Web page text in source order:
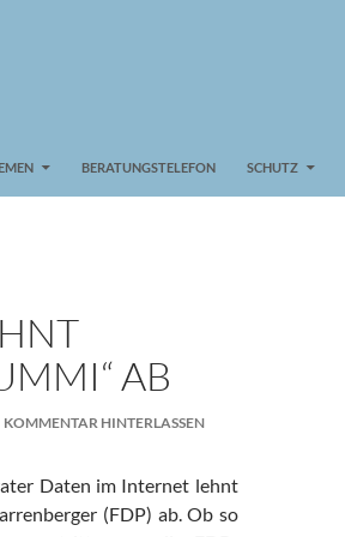
BERATUNGSTELEFON SCHUTZ
AB
KOMMENTAR HINTERLASSEN
Daten im Internet lehnt
(FDP) ab. Ob so